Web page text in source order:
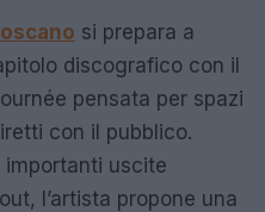
si prepara a
discografico con il
pensata per spazi
con il pubblico.
uscite
l’artista propone una